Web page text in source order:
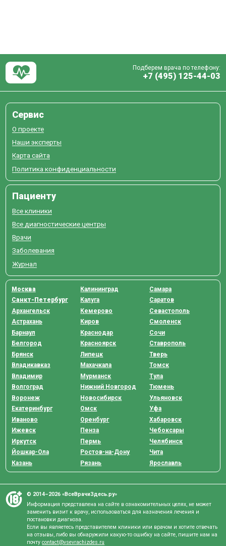
Подберем врача по телефону:
+7 (495) 125-44-03
Сервис
О проекте
Наши эксперты
Карта сайта
Политика конфиденциальности
Пациенту
Все клиники
Все диагностические центры
Врачи
Заболевания
Журнал
Москва
Санкт-Петербург
Архангельск
Астрахань
Барнаул
Белгород
Брянск
Владикавказ
Владимир
Волгоград
Воронеж
Екатеринбург
Иваново
Ижевск
Иркутск
Йошкар-Ола
Казань
Калининград
Калуга
Кемерово
Киров
Краснодар
Красноярск
Липецк
Махачкала
Мурманск
Нижний Новгород
Новосибирск
Омск
Оренбург
Пенза
Пермь
Ростов-на-Дону
Рязань
Самара
Саратов
Севастополь
Смоленск
Сочи
Ставрополь
Тверь
Томск
Тула
Тюмень
Ульяновск
Уфа
Хабаровск
Чебоксары
Челябинск
Чита
Ярославль
© 2014–2026 «ВсеВрачиЗдесь.ру»
Информация представлена на сайте в ознакомительных целях, не может
заменить визит к врачу, использоваться для назначения лечения и
постановки диагноза.
Если вы являетесь представителем клиники или врачом и хотите отвечать
на отзывы, либо вы обнаружили какую-то ошибку на сайте, пишите нам на
почтуcontact@vsevrachizdes.ru